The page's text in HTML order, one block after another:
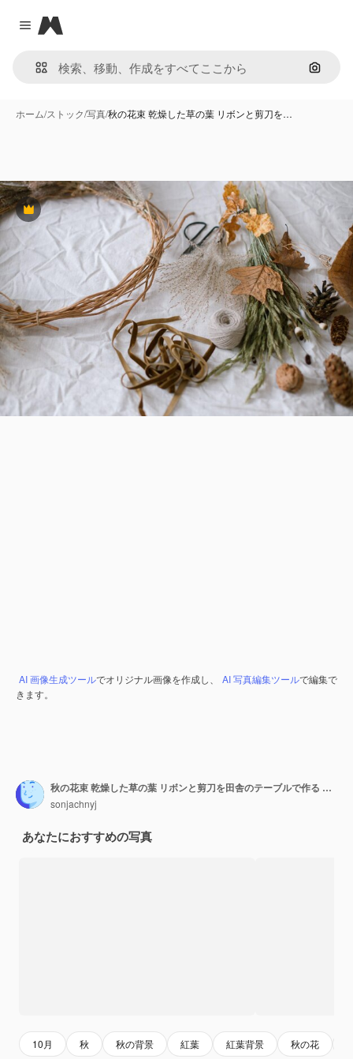
Close menu
Magnific
画像で
ホーム/ストック/写真/秋の花束 乾燥した草の葉 リボンと剪刀を…
Premium
AI 画像生成ツールでオリジナル画像を作成し、 AI 写真編集ツールで編集で
きます。
秋の花束 乾燥した草の葉 リボンと剪刀を田舎のテーブルで作る 秋の装飾と家でのアレンジの詳細 感謝祭とハロウィーン
sonjachnyj
あなたにおすすめの写真
10月 秋 秋の背景 紅葉 紅葉背景 秋の花